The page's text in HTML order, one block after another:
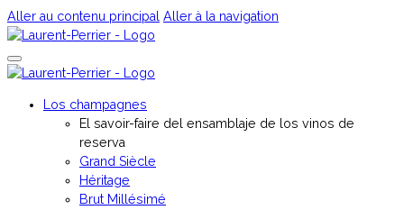
Aller au contenu principal Aller à la navigation
Los champagnes
El savoir-faire del ensamblaje de los vinos de
reserva
Grand Siècle
Héritage
Brut Millésimé